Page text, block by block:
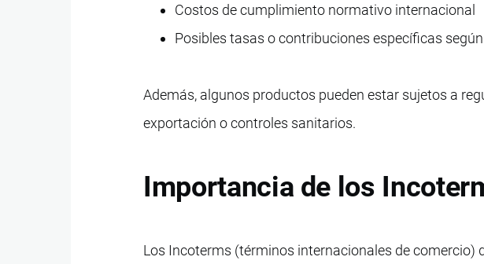
Costos de cumplimiento normativo internacional
Posibles tasas o contribuciones específicas
Además, algunos productos pueden estar sujetos a
exportación o controles sanitarios.
Importancia de los
Los Incoterms (términos internacionales de comercio)